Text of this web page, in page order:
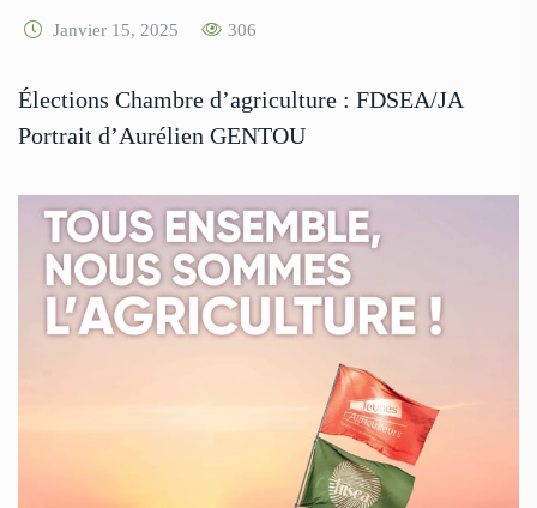
Janvier 15, 2025 306
Élections Chambre d’agriculture : FDSEA/JA
Portrait d’Aurélien GENTOU